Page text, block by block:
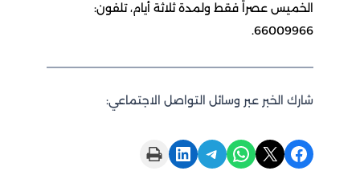
الخميس عصراً فقط ولمدة ثلاثة أيام، تلفون:
66009966.
شارك الخبر عبر وسائل التواصل الاجتماعي:
Share on Facebook
Share on X
Share on WhatsApp
Share on Telegram
Share on LinkedIn
Print this Page